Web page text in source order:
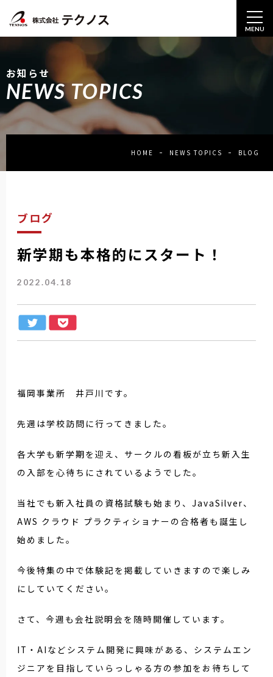
MENU
お知らせ
NEWS TOPICS
HOME NEWS TOPICS BLOG
ブログ
新学期も本格的にスタート！
2022.04.18
福岡事業所 井戸川です。
先週は学校訪問に行ってきました。
各大学も新学期を迎え、サークルの看板が立ち新入生
の入部を心待ちにされているようでした。
当社でも新入社員の資格試験も始まり、JavaSilver、
AWS クラウド プラクティショナーの合格者も誕生し
始めました。
今後特集の中で体験記を掲載していきますので楽しみ
にしていてください。
さて、今週も会社説明会を随時開催しています。
IT・AIなどシステム開発に興味がある、システムエン
ジニアを目指していらっしゃる方の参加をお待ちして